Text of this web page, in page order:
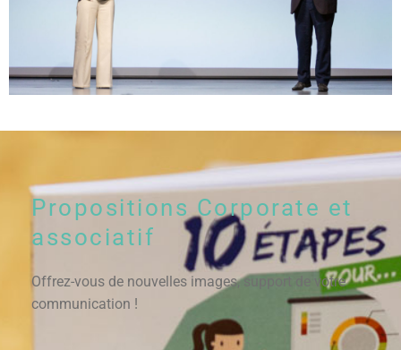
Propositions Corporate et
associatif
Offrez-vous de nouvelles images, support de votre
communication !